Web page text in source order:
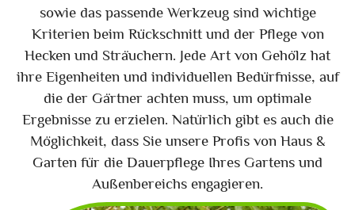
sowie das passende Werkzeug sind wichtige
Kriterien beim Rückschnitt und der Pflege von
Hecken und Sträuchern. Jede Art von Gehölz hat
ihre Eigenheiten und individuellen Bedürfnisse, auf
die der Gärtner achten muss, um optimale
Ergebnisse zu erzielen. Natürlich gibt es auch die
Möglichkeit, dass Sie unsere Profis von Haus &
Garten für die Dauerpflege Ihres Gartens und
Außenbereichs engagieren.